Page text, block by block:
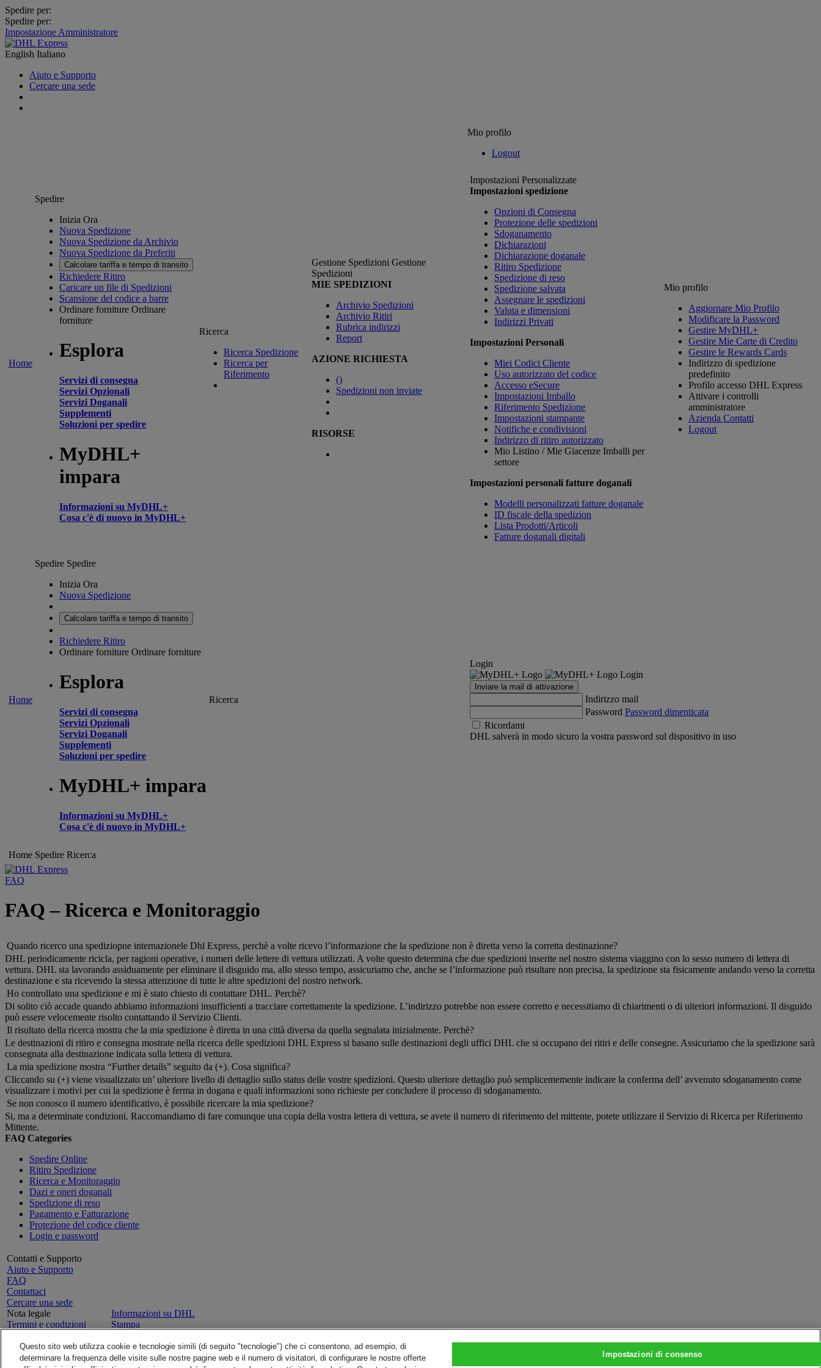
Spedire per:
Spedire per:
Impostazione Amministratore
English Italiano
Aiuto e Supporto
Cercare una sede
Mio profilo
Logout
Home
Spedire
Inizia Ora
Nuova Spedizione
Nuova Spedizione da Archivio
Nuova Spedizione da Preferiti
Calcolare tariffa e tempo di transito
Richiedere Ritiro
Caricare un file di Spedizioni
Scansione del codice a barre
Ordinare forniture Ordinare
forniture
Esplora
Servizi di consegna
Servizi Opzionali
Servizi Doganali
Supplementi
Soluzioni per spedire
MyDHL+
impara
Informazioni su MyDHL+
Cosa c'è di nuovo in MyDHL+
Ricerca
Ricerca Spedizione
Ricerca per
Riferimento
Gestione Spedizioni Gestione
Spedizioni
MIE SPEDIZIONI
Archivio Spedizioni
Archivio Ritiri
Rubrica indirizzi
Report
AZIONE RICHIESTA
()
Spedizioni non inviate
RISORSE
Impostazioni Personalizzate
Impostazioni spedizione
Opzioni di Consegna
Protezione delle spedizioni
Sdoganamento
Dichiarazioni
Dichiarazione doganale
Ritiro Spedizione
Spedizione di reso
Spedizione salvata
Assegnare le spedizioni
Valuta e dimensioni
Indirizzi Privati
Impostazioni Personali
Miei Codici Cliente
Uso autorizzato del codice
Accesso eSecure
Impostazioni Imballo
Riferimento Spedizione
Impostazioni stampante
Notifiche e condivisioni
Indirizzo di ritiro autorizzato
Mio Listino / Mie Giacenze Imballi per
settore
Impostazioni personali fatture doganali
Modelli personalizzati fatture doganale
ID fiscale della spedizion
Lista Prodotti/Articoli
Fatture doganali digitali
Mio profilo
Aggiornare Mio Profilo
Modificare la Password
Gestire MyDHL+
Gestire Mie Carte di Credito
Gestire le Rewards Cards
Indirizzo di spedizione
predefinito
Profilo accesso DHL Express
Attivare i controlli
amministratore
Azienda Contatti
Logout
Home
Spedire Spedire
Inizia Ora
Nuova Spedizione
Calcolare tariffa e tempo di transito
Richiedere Ritiro
Ordinare forniture Ordinare forniture
Esplora
Servizi di consegna
Servizi Opzionali
Servizi Doganali
Supplementi
Soluzioni per spedire
MyDHL+ impara
Informazioni su MyDHL+
Cosa c'è di nuovo in MyDHL+
Ricerca
Login
Login
Inviare la mail di attivazione
Indirizzo mail
Password Password dimenticata
Ricordami
DHL salverà in modo sicuro la vostra password sul dispositivo in uso
Home Spedire Ricerca
FAQ
FAQ – Ricerca e Monitoraggio
Quando ricerco una spediziopne internazionele Dhl Express, perchè a volte ricevo l’informazione che la spedizione non è diretta verso la corretta destinazione?
DHL periodicamente ricicla, per ragioni operative, i numeri delle lettere di vettura utilizzati. A volte questo determina che due spedizioni inserite nel nostro sistema viaggino con lo sesso numero di lettera di
vettura. DHL sta lavorando assiduamente per eliminare il disguido ma, allo stesso tempo, assicuriamo che, anche se l’informazione può risultare non precisa, la spedizione sta fisicamente andando verso la corretta
destinazione e sta ricevendo la stessa attenzione di tutte le altre spedizioni del nostro network.
Ho controllato una spedizione e mi è stato chiesto di contattare DHL. Perchè?
Di solito ciò accade quando abbiamo informazioni insufficienti a tracciare correttamente la spedizione. L’indirizzo potrebbe non essere corretto e necessitiamo di chiarimenti o di ulteriori informazioni. Il disguido
può essere velocemente risolto contattando il Servizio Clienti.
Il risultato della ricerca mostra che la mia spedizione è diretta in una città diversa da quella segnalata inizialmente. Perchè?
Le destinazioni di ritiro e consegna mostrate nella ricerca delle spedizioni DHL Express si basano sulle destinazioni degli uffici DHL che si occupano dei ritiri e delle consegne. Assicuriamo che la spedizione sarà
consegnata alla destinazione indicata sulla lettera di vettura.
La mia spedizione mostra “Further details” seguito da (+). Cosa significa?
Cliccando su (+) viene visualizzato un’ ulteriore livello di dettaglio sullo status delle vostre spedizioni. Questo ulteriore dettaglio può semplicememente indicare la conferma dell’ avvenuto sdoganamento come
visualizzare i motivi per cui la spedizione è ferma in dogana e quali informazioni sono richieste per concludere il processo di sdoganamento.
Se non conosco il numero identificativo, è possibile ricercare la mia spedizione?
Si, ma a determinate condizioni. Raccomandiamo di fare comunque una copia della vostra lettera di vettura, se avete il numero di riferimento del mittente, potete utilizzare il Servizio di Ricerca per Riferimento
Mittente.
FAQ Categories
Spedire Online
Ritiro Spedizione
Ricerca e Monitoraggio
Dazi e oneri doganali
Spedizione di reso
Pagamento e Fatturazione
Protezione del codice cliente
Login e password
Contatti e Supporto
Aiuto e Supporto
FAQ
Contattaci
Cercare una sede
Nota legale
Termini e condizioni
Informativa sulla privacy
Servizi, Tariffe e Rimborsi
Informazioni su DHL
Stampa
Nota Legale
DHL Express Carta Qualita
Questo sito web utilizza cookie e tecnologie simili (di seguito "tecnologie") che ci consentono, ad esempio, di
determinare la frequenza delle visite sulle nostre pagine web e il numero di visitatori, di configurare le nostre offerte
Impostazioni di consenso